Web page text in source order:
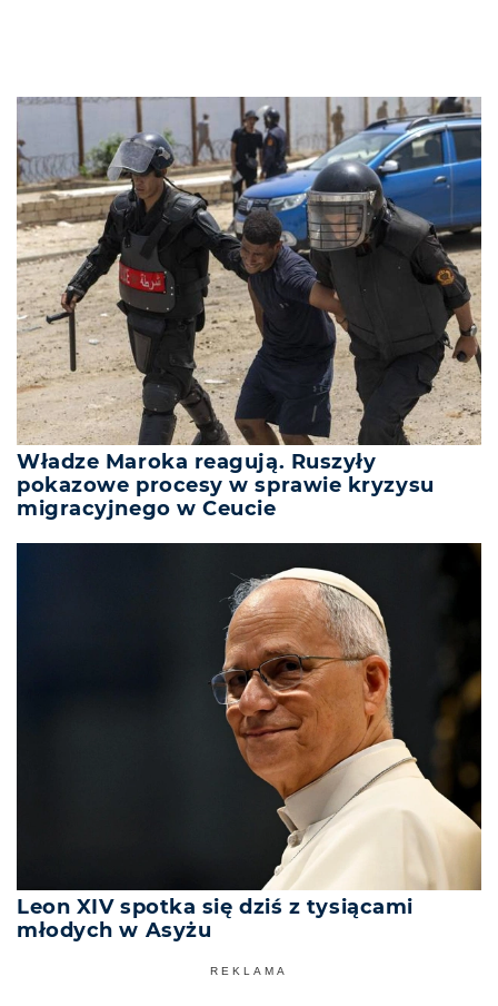
Władze Maroka reagują. Ruszyły
pokazowe procesy w sprawie kryzysu
migracyjnego w Ceucie
Leon XIV spotka się dziś z tysiącami
młodych w Asyżu
REKLAMA